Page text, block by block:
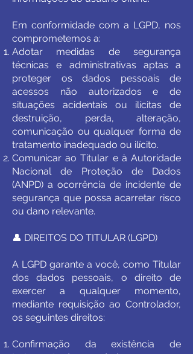
Em conformidade com a LGPD, nos
comprometemos a:
Adotar medidas de segurança
técnicas e administrativas aptas a
proteger os dados pessoais de
acessos não autorizados e de
situações acidentais ou ilícitas de
destruição, perda, alteração,
comunicação ou qualquer forma de
tratamento inadequado ou ilícito.
Comunicar ao Titular e à Autoridade
Nacional de Proteção de Dados
(ANPD) a ocorrência de incidente de
segurança que possa acarretar risco
ou dano relevante.
👤 DIREITOS DO TITULAR (LGPD)
A LGPD garante a você, como Titular
dos dados pessoais, o direito de
exercer a qualquer momento,
mediante requisição ao Controlador,
os seguintes direitos:
Confirmação da existência de